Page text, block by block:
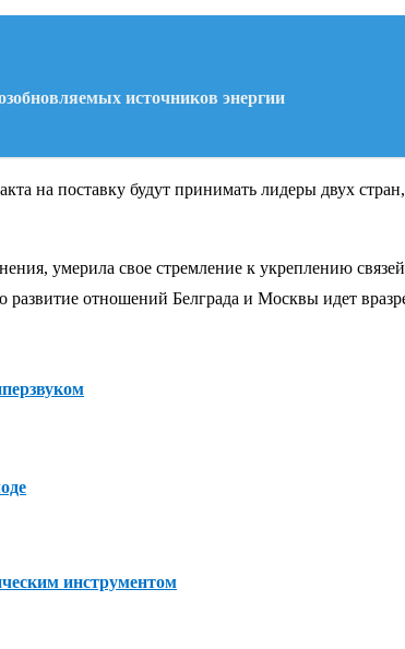
источников энергии
на поставку будут принимать лидеры двух
умерила свое стремление к укреплению
отношений Белграда и Москвы идет
инструментом